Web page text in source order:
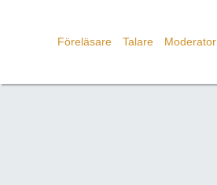
Föreläsare Talare Moderator